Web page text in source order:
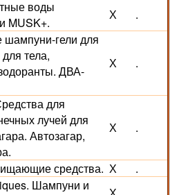
воды
MUSK+.
Х .
гели для
тела,
ДВА-
Х .
для
лучей для
Автозагар,
Х .
средства. Х
.
Шампуни и